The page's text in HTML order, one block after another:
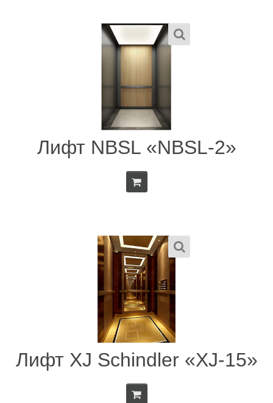
Лифт NBSL «NBSL-2»
Лифт XJ Schindler «XJ-15»